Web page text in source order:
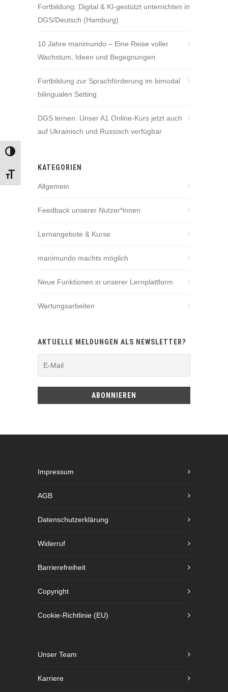
UMSCHALTEN AUF HOHE KONTRASTE
SCHRIFT VERGRÖSSERN
Fortbildung: Digital & KI-gestützt unterrichten in
DGS/Deutsch (Hamburg)
10 Jahre manimundo – Eine Reise voller
Wachstum, Ideen und Begegnungen
Fortbildung zur Sprachförderung im bimodal
bilingualen Setting
DGS lernen: Unser A1 Online-Kurs jetzt auch
auf Ukrainisch und Russisch verfügbar
KATEGORIEN
Allgemein
Feedback unserer Nutzer*innen
Lernangebote & Kurse
manimundo machts möglich
Neue Funktionen in unserer Lernplattform
Wartungsarbeiten
AKTUELLE MELDUNGEN ALS NEWSLETTER?
Impressum
AGB
Datenschutzerklärung
Widerruf
Barrierefreiheit
Copyright
Cookie-Richtlinie (EU)
Unser Team
Karriere